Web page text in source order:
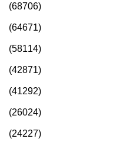
(68706)
(64671)
(58114)
(42871)
(41292)
(26024)
(24227)